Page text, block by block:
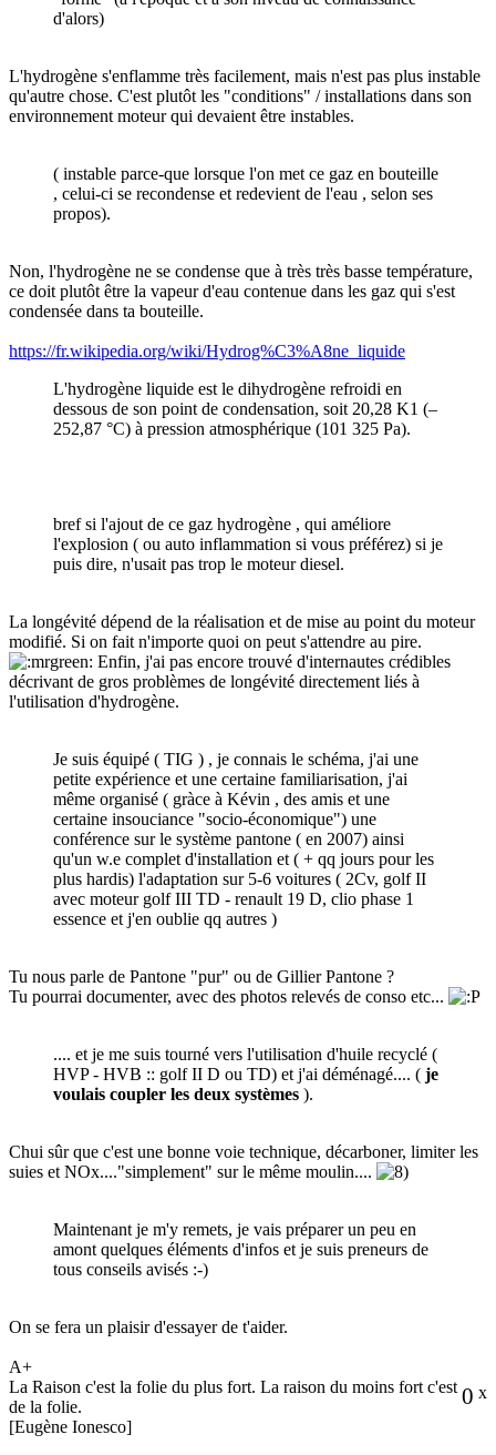
d'alors)
L'hydrogène s'enflamme très facilement, mais n'est pas plus instable
qu'autre chose. C'est plutôt les "conditions" / installations dans son
environnement moteur qui devaient être instables.
( instable parce-que lorsque l'on met ce gaz en bouteille
, celui-ci se recondense et redevient de l'eau , selon ses
propos).
Non, l'hydrogène ne se condense que à très très basse température,
ce doit plutôt être la vapeur d'eau contenue dans les gaz qui s'est
condensée dans ta bouteille.
https://fr.wikipedia.org/wiki/Hydrog%C3%A8ne_liquide
L'hydrogène liquide est le dihydrogène refroidi en
dessous de son point de condensation, soit 20,28 K1 (–
252,87 °C) à pression atmosphérique (101 325 Pa).
bref si l'ajout de ce gaz hydrogène , qui améliore
l'explosion ( ou auto inflammation si vous préférez) si je
puis dire, n'usait pas trop le moteur diesel.
La longévité dépend de la réalisation et de mise au point du moteur
modifié. Si on fait n'importe quoi on peut s'attendre au pire.
Enfin, j'ai pas encore trouvé d'internautes crédibles
décrivant de gros problèmes de longévité directement liés à
l'utilisation d'hydrogène.
Je suis équipé ( TIG ) , je connais le schéma, j'ai une
petite expérience et une certaine familiarisation, j'ai
même organisé ( gràce à Kévin , des amis et une
certaine insouciance "socio-économique") une
conférence sur le système pantone ( en 2007) ainsi
qu'un w.e complet d'installation et ( + qq jours pour les
plus hardis) l'adaptation sur 5-6 voitures ( 2Cv, golf II
avec moteur golf III TD - renault 19 D, clio phase 1
essence et j'en oublie qq autres )
Tu nous parle de Pantone "pur" ou de Gillier Pantone ?
Tu pourrai documenter, avec des photos relevés de conso etc...
.... et je me suis tourné vers l'utilisation d'huile recyclé (
HVP - HVB :: golf II D ou TD) et j'ai déménagé.... ( je
voulais coupler les deux systèmes ).
Chui sûr que c'est une bonne voie technique, décarboner, limiter les
suies et NOx...."simplement" sur le même moulin....
Maintenant je m'y remets, je vais préparer un peu en
amont quelques éléments d'infos et je suis preneurs de
tous conseils avisés :-)
On se fera un plaisir d'essayer de t'aider.
A+
0 x
La Raison c'est la folie du plus fort. La raison du moins fort c'est
de la folie.
[Eugène Ionesco]